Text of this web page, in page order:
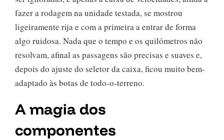
fazer a rodagem na unidade testada, se mostrou
ligeiramente rija e com a primeira a entrar de forma
algo ruidosa. Nada que o tempo e os quilómetros não
resolvam, afinal as passagens são precisas e suaves e,
depois do ajuste do seletor da caixa, ficou muito bem-
adaptado às botas de todo-o-terreno.
A magia dos
componentes